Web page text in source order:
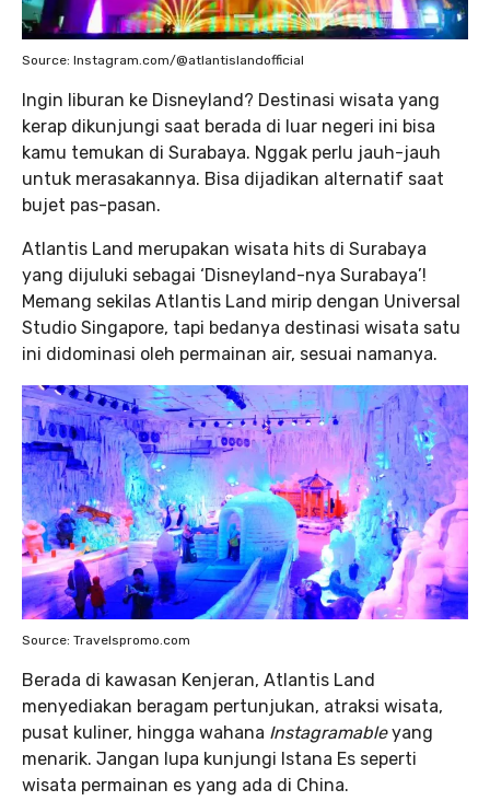
Source: Instagram.com/@atlantislandofficial
Ingin liburan ke Disneyland? Destinasi wisata yang
kerap dikunjungi saat berada di luar negeri ini bisa
kamu temukan di Surabaya. Nggak perlu jauh-jauh
untuk merasakannya. Bisa dijadikan alternatif saat
bujet pas-pasan.
Atlantis Land merupakan wisata hits di Surabaya
yang dijuluki sebagai ‘Disneyland-nya Surabaya’!
Memang sekilas Atlantis Land mirip dengan Universal
Studio Singapore, tapi bedanya destinasi wisata satu
ini didominasi oleh permainan air, sesuai namanya.
Source: Travelspromo.com
Berada di kawasan Kenjeran, Atlantis Land
menyediakan beragam pertunjukan, atraksi wisata,
pusat kuliner, hingga wahana Instagramableyang
menarik. Jangan lupa kunjungi Istana Es seperti
wisata permainan es yang ada di China.